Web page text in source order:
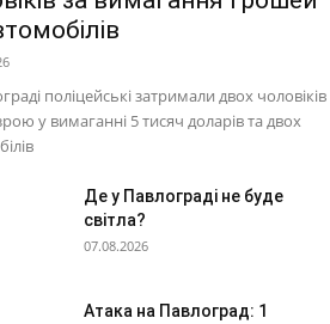
поліцейські затримали двох чоловіків
у вимаганні 5 тисяч доларів та двох
Де у Павлограді не буде
світла?
07.08.2026
Атака на Павлоград: 1